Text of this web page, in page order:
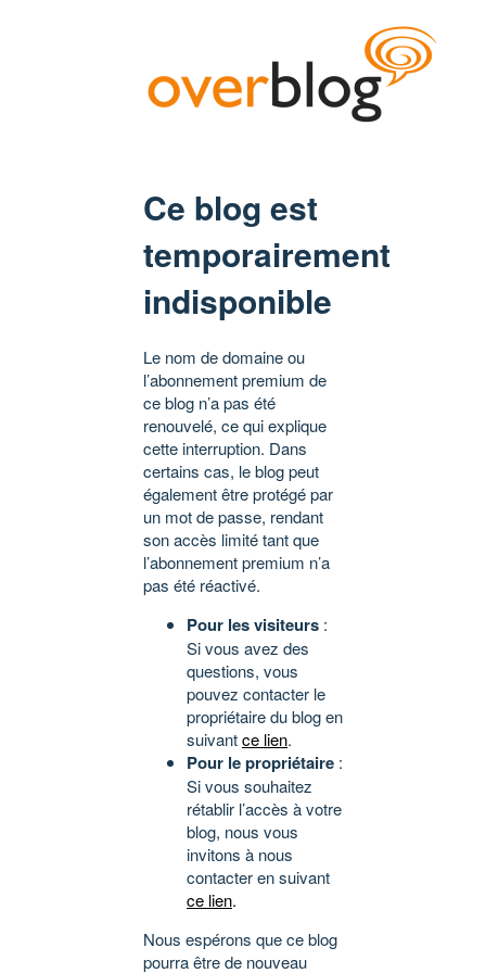
Ce blog est
temporairement
indisponible
Le nom de domaine ou
l’abonnement premium de
ce blog n’a pas été
renouvelé, ce qui explique
cette interruption. Dans
certains cas, le blog peut
également être protégé par
un mot de passe, rendant
son accès limité tant que
l’abonnement premium n’a
pas été réactivé.
Pour les visiteurs :
Si vous avez des
questions, vous
pouvez contacter le
propriétaire du blog en
suivantce lien.
Pour le propriétaire :
Si vous souhaitez
rétablir l’accès à votre
blog, nous vous
invitons à nous
contacter en suivant
ce lien.
Nous espérons que ce blog
pourra être de nouveau